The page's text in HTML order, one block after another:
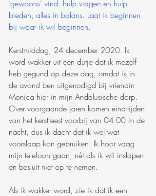
‘gewoons’ vind: hulp vragen en hulp
bieden, alles in balans. Laat ik beginnen
bij waar ik wil beginnen.
Kerstmiddag, 24 december 2020. Ik
word wakker uit een dutje dat ik mezelf
heb gegund op deze dag, omdat ik in
de avond ben uitgenodigd bij vriendin
Monica hier in mijn Andalusische dorp.
Over voorgaande jaren komen eind-tijden
van het kerstfeest voorbij van 04.00 in de
nacht, dus ik dacht dat ik wel wat
voorslaap kon gebruiken. Ik hoor vaag
mijn telefoon gaan, nét als ik wil inslapen
en besluit niet op te nemen.
Als ik wakker word, zie ik dat ik een